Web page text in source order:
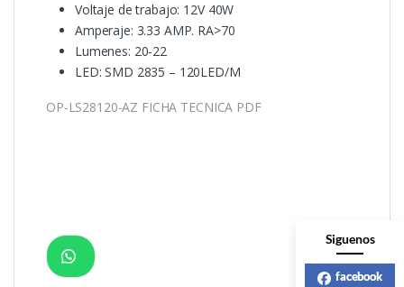
Voltaje de trabajo: 12V 40W
Amperaje: 3.33 AMP. RA>70
Lumenes: 20-22
LED: SMD 2835 – 120LED/M
OP-LS28120-AZ FICHA TECNICA PDF
Siguenos
facebook